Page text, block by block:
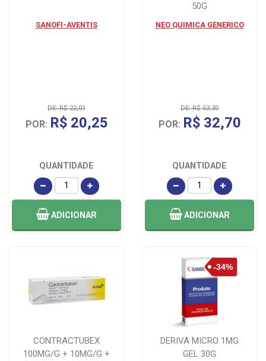
SANOFI-AVENTIS
DE: R$ 22,01
POR: R$ 20,25
QUANTIDADE
ADICIONAR
50G
NEO QUIMICA GENERICO
DE: R$ 53,30
POR: R$ 32,70
QUANTIDADE
ADICIONAR
CONTRACTUBEX
100MG/G + 10MG/G +
DERIVA MICRO 1MG
GEL 30G